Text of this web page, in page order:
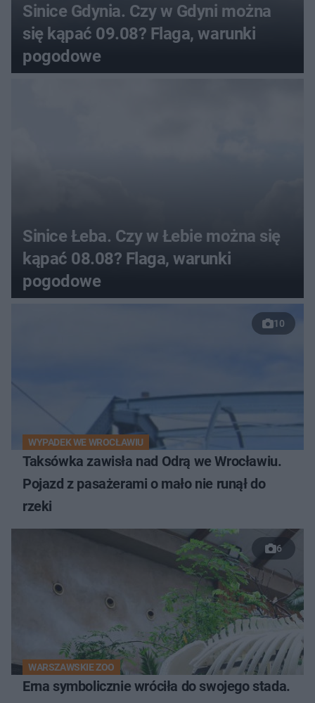
Sinice Gdynia. Czy w Gdyni można
się kąpać 09.08? Flaga, warunki
pogodowe
Sinice Łeba. Czy w Łebie można się
kąpać 08.08? Flaga, warunki
pogodowe
10
WYPADEK WE WROCŁAWIU
Taksówka zawisła nad Odrą we Wrocławiu.
Pojazd z pasażerami o mało nie runął do
rzeki
6
WARSZAWSKIE ZOO
Erna symbolicznie wróciła do swojego stada.